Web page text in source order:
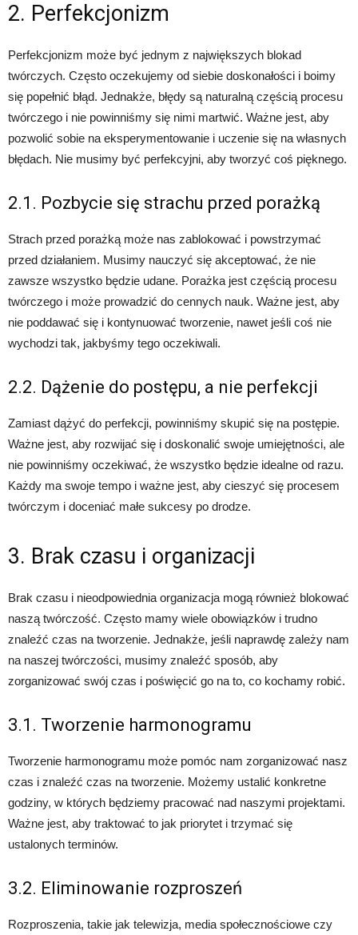
2. Perfekcjonizm
Perfekcjonizm może być jednym z największych blokad
twórczych. Często oczekujemy od siebie doskonałości i boimy
się popełnić błąd. Jednakże, błędy są naturalną częścią procesu
twórczego i nie powinniśmy się nimi martwić. Ważne jest, aby
pozwolić sobie na eksperymentowanie i uczenie się na własnych
błędach. Nie musimy być perfekcyjni, aby tworzyć coś pięknego.
2.1. Pozbycie się strachu przed porażką
Strach przed porażką może nas zablokować i powstrzymać
przed działaniem. Musimy nauczyć się akceptować, że nie
zawsze wszystko będzie udane. Porażka jest częścią procesu
twórczego i może prowadzić do cennych nauk. Ważne jest, aby
nie poddawać się i kontynuować tworzenie, nawet jeśli coś nie
wychodzi tak, jakbyśmy tego oczekiwali.
2.2. Dążenie do postępu, a nie perfekcji
Zamiast dążyć do perfekcji, powinniśmy skupić się na postępie.
Ważne jest, aby rozwijać się i doskonalić swoje umiejętności, ale
nie powinniśmy oczekiwać, że wszystko będzie idealne od razu.
Każdy ma swoje tempo i ważne jest, aby cieszyć się procesem
twórczym i doceniać małe sukcesy po drodze.
3. Brak czasu i organizacji
Brak czasu i nieodpowiednia organizacja mogą również blokować
naszą twórczość. Często mamy wiele obowiązków i trudno
znaleźć czas na tworzenie. Jednakże, jeśli naprawdę zależy nam
na naszej twórczości, musimy znaleźć sposób, aby
zorganizować swój czas i poświęcić go na to, co kochamy robić.
3.1. Tworzenie harmonogramu
Tworzenie harmonogramu może pomóc nam zorganizować nasz
czas i znaleźć czas na tworzenie. Możemy ustalić konkretne
godziny, w których będziemy pracować nad naszymi projektami.
Ważne jest, aby traktować to jak priorytet i trzymać się
ustalonych terminów.
3.2. Eliminowanie rozproszeń
Rozproszenia, takie jak telewizja, media społecznościowe czy